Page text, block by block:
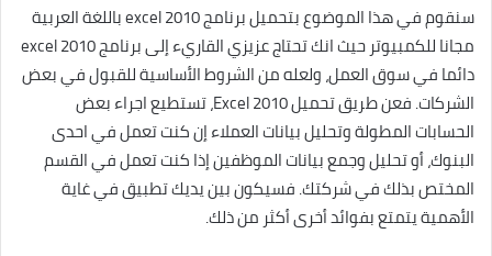
سنقوم في هذا الموضوع بتحميل برنامج excel 2010 باللغة العربية
مجانا للكمبيوتر حيث انك تحتاج عزيزي القاريء إلى برنامج excel 2010
دائما في سوق العمل، ولعله من الشروط الأساسية للقبول في بعض
الشركات. فعن طريق تحميل Excel 2010، تستطيع اجراء بعض
الحسابات المطولة وتحليل بيانات العملاء إن كنت تعمل في احدى
البنوك، أو تحليل وجمع بيانات الموظفين إذا كنت تعمل في القسم
المختص بذلك في شركتك. فسيكون بين يديك تطبيق في غاية
الأهمية يتمتع بفوائد أخرى أكثر من ذلك.